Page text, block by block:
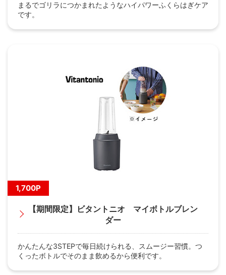
まるでゴリラにつかまれたようなハイパワーふくらはぎケア
です。
1,700P
【期間限定】ビタントニオ マイボトルブレン
ダー
かんたんな3STEPで毎日続けられる、スムージー習慣。つ
くったボトルでそのまま飲めるから便利です。